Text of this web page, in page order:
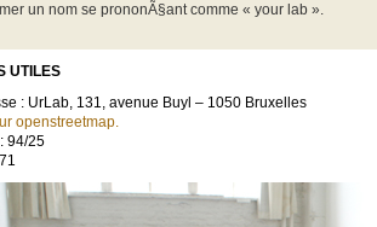
un nom se prononÃ§ant comme « your lab ».
UTILES
: UrLab, 131, avenue Buyl – 1050 Bruxelles
openstreetmap.
94/25